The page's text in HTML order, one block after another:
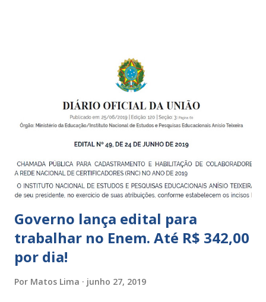
crianças de zero a 3 anos e 11 meses; – EMEIs - Escolas
Municipais de Educação Infantil, que atendem crianças de 4
a 5 anos e 11 meses; – CEMEI - Centro Municipal de
Educação Infantil, que recebe crianças de zero a 5 anos e 11
Indígena, e trabalham com cri...
Governo lança edital para
trabalhar no Enem. Até R$ 342,00
por dia!
Por Matos Lima junho 27, 2019